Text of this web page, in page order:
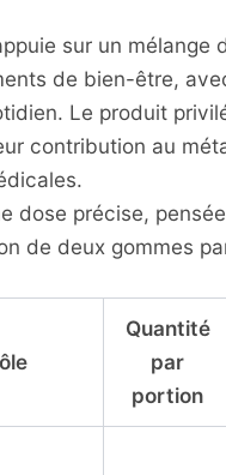
sur un mélange
de bien-être,
Le produit
contribution au
dose précise,
de deux gommes
Quantité
par
portion